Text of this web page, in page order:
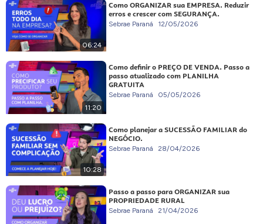
06:24
Como ORGANIZAR sua EMPRESA. Reduzir
erros e crescer com SEGURANÇA.
Sebrae Paraná 12/05/2026
11:20
Como definir o PREÇO DE VENDA. Passo a
passo atualizado com PLANILHA
GRATUITA
Sebrae Paraná 05/05/2026
10:28
Como planejar a SUCESSÃO FAMILIAR do
NEGÓCIO.
Sebrae Paraná 28/04/2026
Passo a passo para ORGANIZAR sua
PROPRIEDADE RURAL
Sebrae Paraná 21/04/2026